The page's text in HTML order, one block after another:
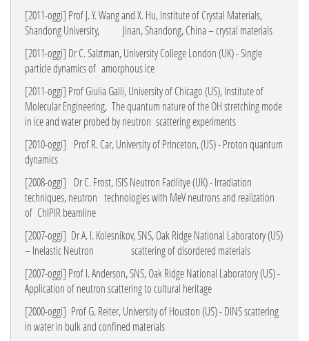
[2011-oggi] Prof J. Y. Wang and X. Hu, Institute of Crystal Materials,
Shandong University,
Jinan, Shandong, China – crystal materials
[2011-oggi] Dr C. Salztman, University College London (UK) - Single
particle dynamics of amorphous ice
[2011-oggi] Prof Giulia Galli, University of Chicago (US), Institute of
Molecular Engineering, The quantum nature of the OH stretching mode
in ice and water probed by neutron scattering experiments
[2010-oggi]
Prof R. Car, University of Princeton, (US) - Proton quantum
dynamics
[2008-oggi]
Dr C. Frost, ISIS Neutron Facilitye (UK) - Irradiation
techniques, neutron technologies with MeV neutrons and realization
of ChIPIR beamline
[2007-oggi] Dr A. I. Kolesnikov, SNS, Oak Ridge National Laboratory (US)
– Inelastic Neutron
scattering of disordered materials
[2007-oggi] Prof I. Anderson, SNS, Oak Ridge National Laboratory (US) -
Application ofneutron scattering to cultural heritage
[2000-oggi] Prof G. Reiter, University of Houston (US) - DINS scattering
in water in bulk andconfined materials